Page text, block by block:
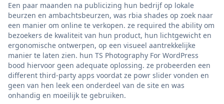
Een paar maanden na publicizing hun bedrijf op lokale
beurzen en ambachtsbeurzen, was rbia shades op zoek naar
een manier om online te verkopen. ze required the ability om
bezoekers de kwaliteit van hun product, hun lichtgewicht en
ergonomische ontwerpen, op een visueel aantrekkelijke
manier te laten zien. hun TS Photography For WordPress
bood hiervoor geen adequate oplossing. ze probeerden een
different third-party apps voordat ze powr slider vonden en
geen van hen leek een onderdeel van de site en was
onhandig en moeilijk te gebruiken.